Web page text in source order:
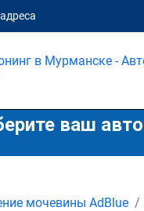
ваш
мочевины AdBlue